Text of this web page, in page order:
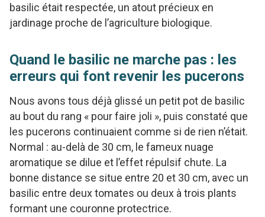
basilic était respectée, un atout précieux en
jardinage proche de l’agriculture biologique.
Quand le basilic ne marche pas : les
erreurs qui font revenir les pucerons
Nous avons tous déjà glissé un petit pot de basilic
au bout du rang « pour faire joli », puis constaté que
les pucerons continuaient comme si de rien n’était.
Normal : au-delà de 30 cm, le fameux nuage
aromatique se dilue et l’effet répulsif chute. La
bonne distance se situe entre 20 et 30 cm, avec un
basilic entre deux tomates ou deux à trois plants
formant une couronne protectrice.